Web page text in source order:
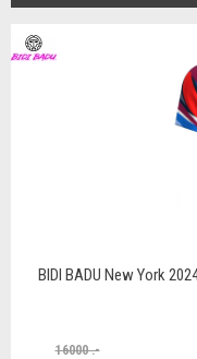
BIDI BADU New York
16000 .-